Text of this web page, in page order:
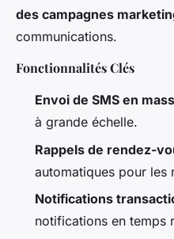
des campagnes
communications.
Fonctionnalités Clés
Envoi de SMS en
à grande échelle.
Rappels de rendez-
automatiques pour les
Notifications
notifications en temps